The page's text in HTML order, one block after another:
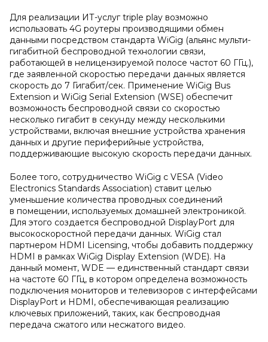
Для реализации ИТ-услуг triple play возможно
использовать 4G роутеры производящими обмен
данными посредством стандарта WiGig (альянс мульти-
гигабитной беспроводной технологии связи,
работающей в нелицензируемой полосе частот 60 ГГц.),
где заявленной скоростью передачи данных является
скорость до 7 Гигабит/сек. Применение WiGig Bus
Extension и WiGig Serial Extension (WSE) обеспечит
возможность беспроводной связи со скоростью
несколько гигабит в секунду между несколькими
устройствами, включая внешние устройства хранения
данных и другие периферийные устройства,
поддерживающие высокую скорость передачи данных.
Более того, сотрудничество WiGig с VESA (Video
Electronics Standards Association) ставит целью
уменьшение количества проводных соединений
в помещении, используемых домашней электроникой.
Для этого создается беспроводной DisplayPort для
высокоскоростной передачи данных. WiGig стал
партнером HDMI Licensing, чтобы добавить поддержку
HDMI в рамках WiGig Display Extension (WDE). На
данный момент, WDE — единственный стандарт связи
на частоте 60 ГГц, в котором определена возможность
подключения мониторов и телевизоров с интерфейсами
DisplayPort и HDMI, обеспечивающая реализацию
ключевых приложений, таких, как беспроводная
передача сжатого или несжатого видео.